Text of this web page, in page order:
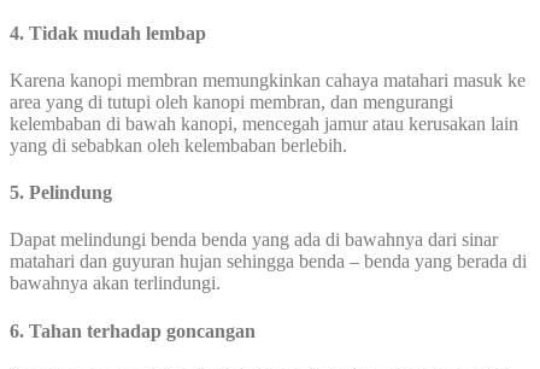
4. Tidak mudah lembap
Karena kanopi membran memungkinkan cahaya matahari masuk ke
area yang di tutupi oleh kanopi membran, dan mengurangi
kelembaban di bawah kanopi, mencegah jamur atau kerusakan lain
yang di sebabkan oleh kelembaban berlebih.
5. Pelindung
Dapat melindungi benda benda yang ada di bawahnya dari sinar
matahari dan guyuran hujan sehingga benda – benda yang berada di
bawahnya akan terlindungi.
6. Tahan terhadap goncangan